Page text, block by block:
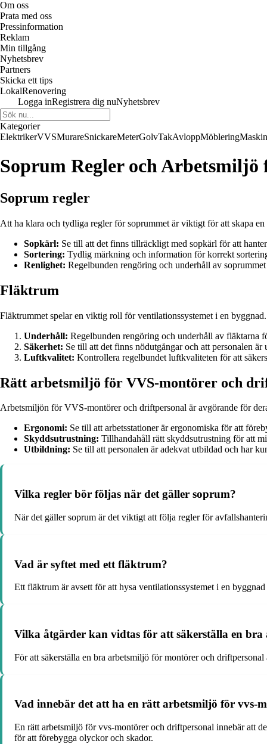
Om oss
Prata med oss
Pressinformation
Reklam
Min tillgång
Nyhetsbrev
Partners
Skicka ett tips
LokalRenovering
Logga inRegistrera dig nuNyhetsbrev
Kategorier
ElektrikerVVSMurareSnickareMeterGolvTakAvloppMöblering
Soprum Regler och
Soprum regler
Att ha klara och tydliga regler för soprummet är viktigt för att skapa
Sopkärl: Se till att det finns tillräckligt med sopkärl för att
Sortering: Tydlig märkning och information för korrekt
Renlighet: Regelbunden rengöring och underhåll av
Fläktrum
Fläktrummet spelar en viktig roll för ventilationssystemet i en
Underhåll: Regelbunden rengöring och underhåll av fläktarna
Säkerhet: Se till att det finns nödutgångar och att personalen
Luftkvalitet: Kontrollera regelbundet luftkvaliteten för att
Rätt arbetsmiljö för VVS-montörer och
Arbetsmiljön för VVS-montörer och driftpersonal är avgörande för
Ergonomi: Se till att arbetsstationer är ergonomiska för att
Skyddsutrustning: Tillhandahåll rätt skyddsutrustning för att
Utbildning: Se till att personalen är adekvat utbildad och har
Vilka regler bör följas när det gäller soprum?
När det gäller soprum är det viktigt att följa regler för
Vad är syftet med ett fläktrum?
Ett fläktrum är avsett för att hysa ventilationssystemet i en
Vilka åtgärder kan vidtas för att säkerställa en
För att säkerställa en bra arbetsmiljö för montörer och
Vad innebär det att ha en rätt arbetsmiljö för vvs-
En rätt arbetsmiljö för vvs-montörer och driftpersonal innebär att
för att förebygga olyckor och skador.